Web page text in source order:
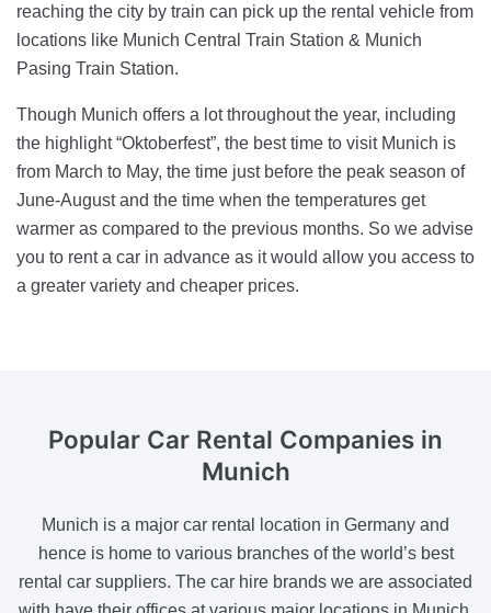
reaching the city by train can pick up the rental vehicle from
locations like Munich Central Train Station & Munich
Pasing Train Station.
Though Munich offers a lot throughout the year, including
the highlight “Oktoberfest”, the best time to visit Munich is
from March to May, the time just before the peak season of
June-August and the time when the temperatures get
warmer as compared to the previous months. So we advise
you to rent a car in advance as it would allow you access to
a greater variety and cheaper prices.
Popular Car Rental Companies in
Munich
Munich is a major car rental location in Germany and
hence is home to various branches of the world’s best
rental car suppliers. The car hire brands we are associated